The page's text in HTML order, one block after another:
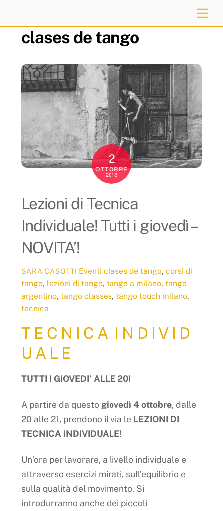
contentclases de tango
2
OTTOBRE
2018
Lezioni di Tecnica
Individuale! Tutti i giovedì –
NOVITA’!
SARA CASOTTI Eventi clases de tango,corsi di
tango, lezioni di tango, tango a milano, tango
argentino, tango classes, tango touch milano,
tecnica
T E C N I C A I N D I V I D
U A L E
TUTTI I GIOVEDI’ ALLE 20!
A partire da questo giovedì 4 ottobre, dalle
20 alle 21, prendono il via le LEZIONI DI
TECNICA INDIVIDUALE!
Un’ora per lavorare, a livello individuale e
attraverso esercizi mirati, sull’equilibrio e
sulla qualità del movimento. Si
introdurranno anche dei piccoli